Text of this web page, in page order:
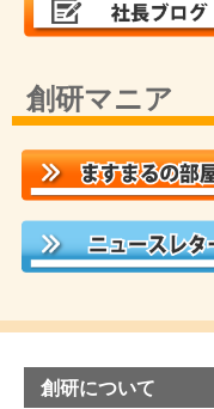
創研マニア
創研について